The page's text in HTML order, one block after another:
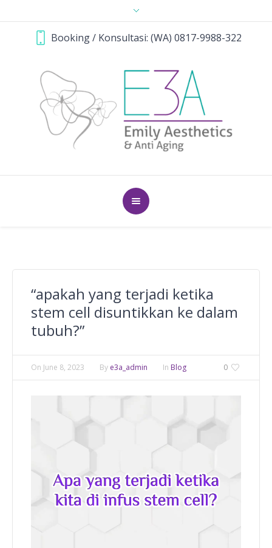
Booking / Konsultasi: (WA) 0817-9988-322
“apakah yang terjadi ketika
stem cell disuntikkan ke dalam
tubuh?”
0
On June 8, 2023 By e3a_admin In Blog